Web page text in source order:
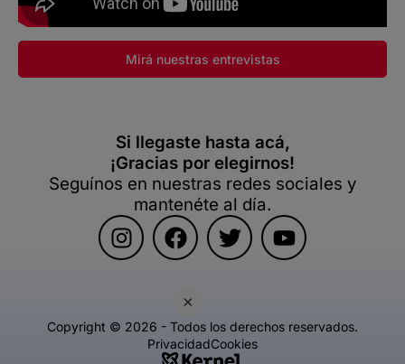
×
Mirá nuestras entrevistas
Si llegaste hasta acá,
¡Gracias por elegirnos!
Seguínos en nuestras redes sociales y
mantenéte al día.
Copyright © 2026 - Todos los derechos reservados.
PrivacidadCookies